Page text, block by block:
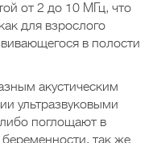
от 2 до 10 МГц, что
для взрослого
в полости
акустическим
ультразвуковыми
поглощают в
так же